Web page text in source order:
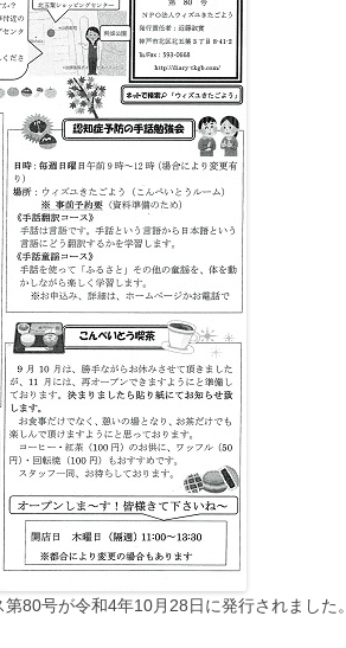
80号が令和4年10月28日に発行されました。